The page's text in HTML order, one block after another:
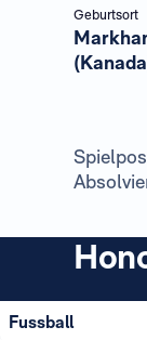
Geburtsort
Fussball